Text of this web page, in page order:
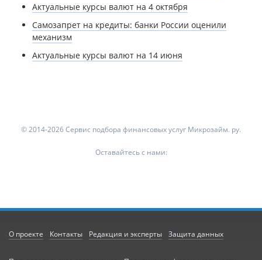
Актуальные курсы валют на 4 октября
Самозапрет на кредиты: банки России оценили
механизм
Актуальные курсы валют на 14 июня
© 2014-2026 Сервис подбора финансовых услуг Микрозайм. ру.
Оставайтесь с нами:
О проекте Контакты Редакция и эксперты Защита данных